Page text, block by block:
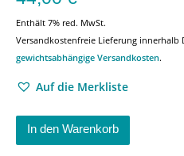
Enthält 7% red. MwSt.
Versandkostenfreie Lieferung innerhalb
gewichtsabhängige Versandkosten.
Auf die Merkliste
In den Warenkorb